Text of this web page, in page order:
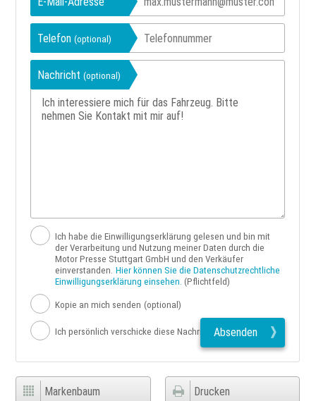
Telefon(optional)
Nachricht(optional)
Ich habe die Einwilligungserklärung gelesen und bin mit
der Verarbeitung und Nutzung meiner Daten durch die
Motor Presse Stuttgart GmbH und den Verkäufer
einverstanden. Hier können Sie die Datenschutzrechtliche
Einwilligungserklärung einsehen. (Pflichtfeld)
Kopie an mich senden (optional)
Ich persönlich verschicke diese Nachricht Absenden
Markenbaum Drucken